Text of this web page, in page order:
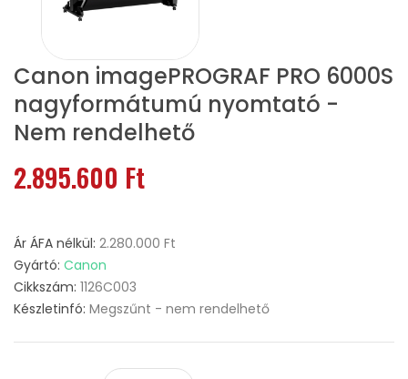
Canon imagePROGRAF PRO 6000S
nagyformátumú nyomtató -
Nem rendelhető
2.895.600 Ft
Ár ÁFA nélkül: 2.280.000 Ft
Gyártó: Canon
Cikkszám: 1126C003
Készletinfó: Megszűnt - nem rendelhető